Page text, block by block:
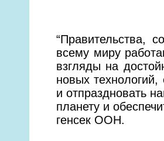
“Правительства,
всему миру
взгляды на
новых
и отпраздновать
планету и
генсек ООН.